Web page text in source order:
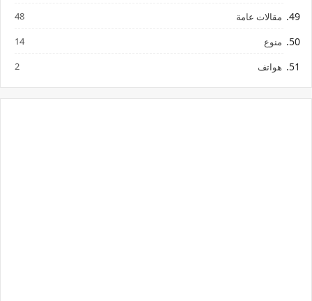
مقالات عامة 48
منوع 14
هواتف 2